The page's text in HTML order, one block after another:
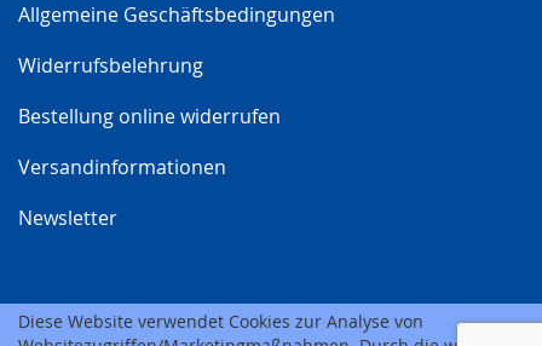
Allgemeine Geschäftsbedingungen
Widerrufsbelehrung
Bestellung online widerrufen
Versandinformationen
Newsletter
Diese Website verwendet Cookies zur Analyse von